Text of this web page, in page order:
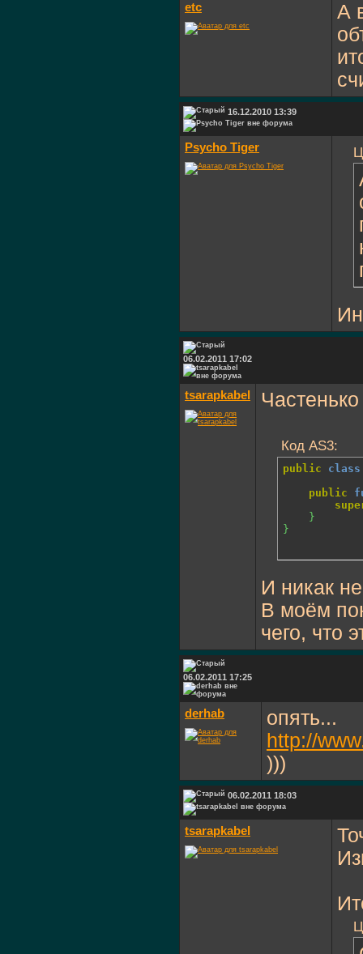
etc
А
16.12.2010 13:39
Psycho Tiger
06.02.2011 17:02
tsarapkabel
Код AS3:
public class
public
}
}
И никак
В моём
чего, что
06.02.2011 17:25
derhab
опять...
http://
)))
06.02.2011 18:03
tsarapkabel